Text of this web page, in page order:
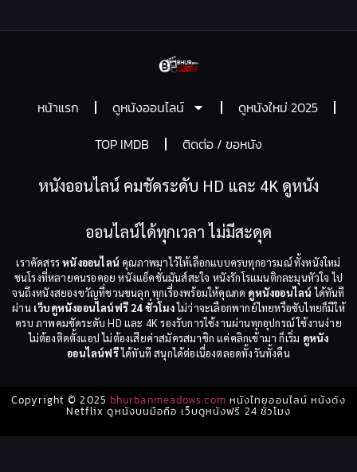
หน้าแรก ดูหนังออนไลน์
ดูหนังใหม่ 2025
TOP IMDB
ติดต่อ / ขอหนัง
หนังออนไลน์ คมชัดระดับ HD และ 4K ดูหนัง
ออนไลน์ได้ทุกเวลา ไม่มีสะดุด
เราคัดสรรหนังออนไลน์ คุณภาพมาไว้ให้เลือกแบบครบทุกอารมณ์ ทั้งหนังใหม่
ชนโรงที่หลายคนรอคอย หนังแอ็คชั่นมันส์สะใจ หนังรักโรแมนติกละมุนหัวใจ ไป
จนถึงหนังสยองขวัญที่ชวนขนลุก ทุกเรื่องพร้อมให้คุณกด ดูหนังออนไลน์ ได้ทันที
ผ่าน เว็บดูหนังออนไลน์ฟรี 24 ชั่วโมงไม่ว่าจะเลือกพากย์ไทยหรือซับไทยก็มีให้
ครบ ภาพคมชัดระดับ HD และ 4K รองรับการใช้งานผ่านทุกอุปกรณ์ ใช้งานง่าย
ไม่ต้องติดตั้งแอป ไม่ต้องเสียค่าสมัครสมาชิก แค่คลิกเข้ามา ก็เริ่ม ดูหนัง
ออนไลน์ฟรีได้ทันที สนุกได้ต่อเนื่องตลอดทั้งวันทั้งคืน
Copyright © 2025 bhurbanmeadows.com หนังไทยออนไลน์ หนังดัง
Netflix ดูหนังบนมือถือ เว็บดูหนังฟรี 24 ชั่วโมง